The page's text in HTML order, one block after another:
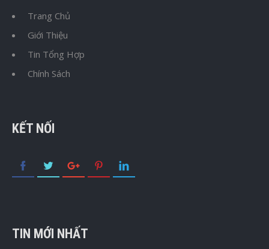
Trang Chủ
Giới Thiệu
Tin Tổng Hợp
Chính Sách
KẾT NỐI
TIN MỚI NHẤT